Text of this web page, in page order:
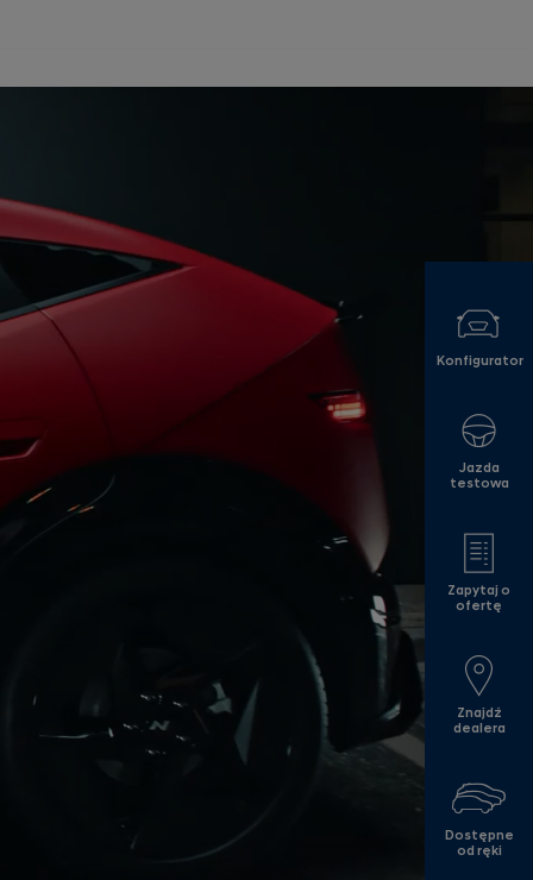
Konfigurator
Jazda
testowa
Zapytaj o
ofertę
Znajdź
dealera
Dostępne
od ręki